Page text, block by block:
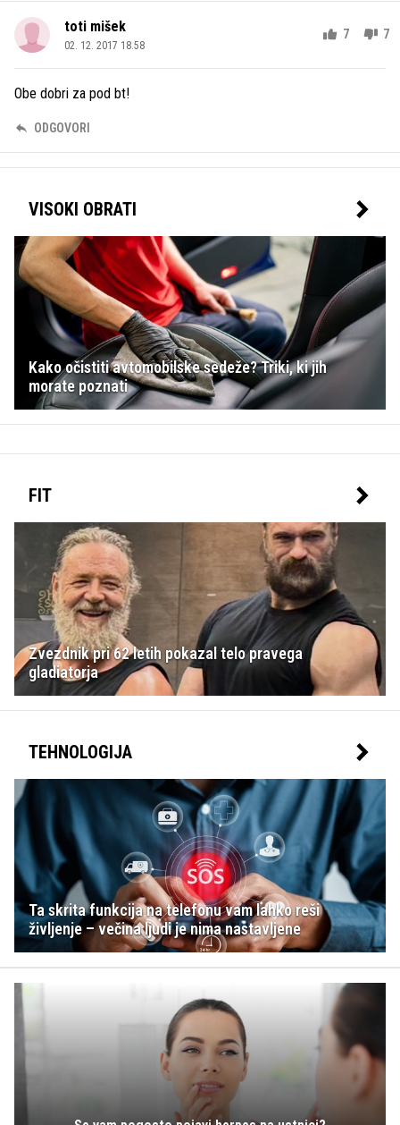
toti mišek
02. 12. 2017 18.58
7 7
Obe dobri za pod bt!
ODGOVORI
VISOKI OBRATI
Kako očistiti avtomobilske sedeže? Triki, ki jih
morate poznati
FIT
Zvezdnik pri 62 letih pokazal telo pravega
gladiatorja
TEHNOLOGIJA
Ta skrita funkcija na telefonu vam lahko reši
življenje – večina ljudi je nima nastavljene